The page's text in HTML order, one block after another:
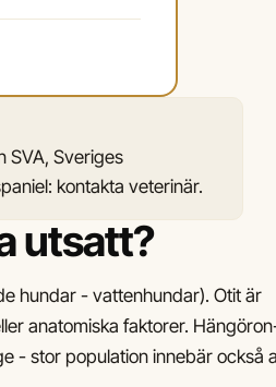
SVA, Sveriges
kontakta veterinär.
utsatt?
hundar - vattenhundar). Otit är
anatomiska faktorer.
- stor population innebär också